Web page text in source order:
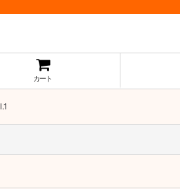
カート